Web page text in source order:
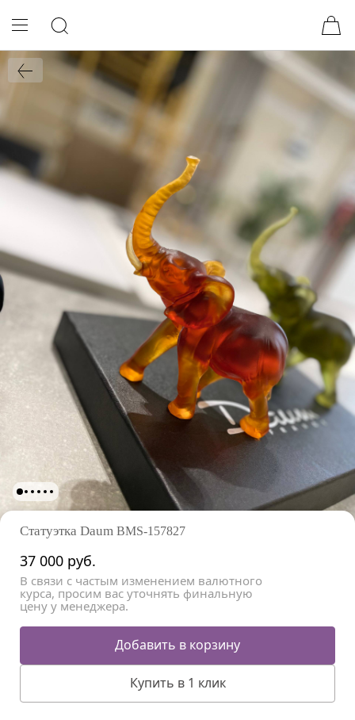
Статуэтка Daum BMS-157827
37 000 руб.
В связи с частым изменением валютного
курса, просим вас уточнять финальную
цену у менеджера.
Добавить в корзину
Купить в 1 клик